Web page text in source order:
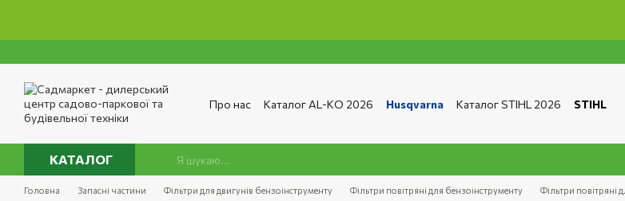
Про нас Каталог AL-KO 2026 Husqvarna Каталог STIHL 2026
STIHL
КАТАЛОГ
Головна Запасні частини Фільтри для двигунів бензоінструменту Фільтри повітряні для бензоінструменту Фільтри повітряні